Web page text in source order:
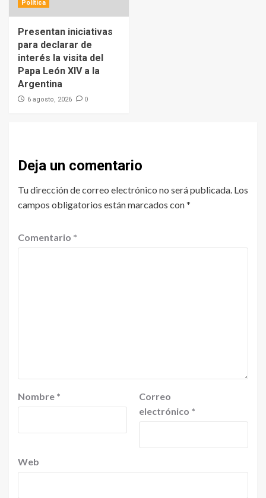
Política
Presentan iniciativas
para declarar de
interés la visita del
Papa León XIV a la
Argentina
6 agosto, 2026 0
Deja un comentario
Tu dirección de correo electrónico no será publicada. Los
campos obligatorios están marcados con*
Comentario *
Nombre *
Correo
electrónico *
Web